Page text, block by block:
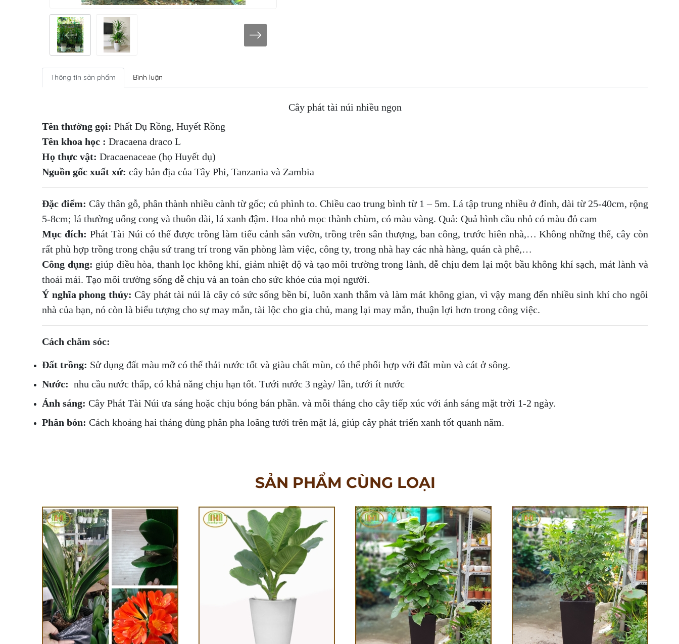
Thông tin sản phẩm Bình luận
Cây phát tài núi nhiều ngọn
Tên thường gọi: Phất Dụ Rồng, Huyết Rồng
Tên khoa học : Dracaena draco L
Họ thực vật: Dracaenaceae (họ Huyết dụ)
Nguồn gốc xuất xứ: cây bản địa của Tây Phi, Tanzania và Zambia
Đặc điểm: Cây thân gỗ, phân thành nhiều cành từ gốc; củ phình to. Chiều cao trung bình từ 1 – 5m. Lá tập trung nhiều ở đỉnh, dài từ 25-40cm, rộng
5-8cm; lá thường uống cong và thuôn dài, lá xanh đậm. Hoa nhỏ mọc thành chùm, có màu vàng. Quả: Quả hình cầu nhỏ có màu đỏ cam
Mục đích: Phát Tài Núi có thể được trồng làm tiểu cảnh sân vườn, trồng trên sân thượng, ban công, trước hiên nhà,… Không những thế, cây còn
rất phù hợp trồng trong chậu sứ trang trí trong văn phòng làm việc, công ty, trong nhà hay các nhà hàng, quán cà phê,…
Công dụng: giúp điều hòa, thanh lọc không khí, giảm nhiệt độ và tạo môi trường trong lành, dễ chịu đem lại một bầu không khí sạch, mát lành và
thoải mái. Tạo môi trường sống dễ chịu và an toàn cho sức khỏe của mọi người.
Ý nghĩa phong thủy: Cây phát tài núi là cây có sức sống bền bỉ, luôn xanh thắm và làm mát không gian, vì vậy mang đến nhiều sinh khí cho ngôi
nhà của bạn, nó còn là biểu tượng cho sự may mắn, tài lộc cho gia chủ, mang lại may mắn, thuận lợi hơn trong công việc.
Cách chăm sóc:
Đất trồng: Sử dụng đất màu mỡ có thể thải nước tốt và giàu chất mùn, có thể phối hợp với đất mùn và cát ở sông.
Nước: nhu cầu nước thấp, có khả năng chịu hạn tốt. Tưới nước 3 ngày/ lần, tưới ít nước
Ánh sáng: Cây Phát Tài Núi ưa sáng hoặc chịu bóng bán phần. và mỗi tháng cho cây tiếp xúc với ánh sáng mặt trời 1-2 ngày.
Phân bón: Cách khoảng hai tháng dùng phân pha loãng tưới trên mặt lá, giúp cây phát triển xanh tốt quanh năm.
SẢN PHẨM CÙNG LOẠI